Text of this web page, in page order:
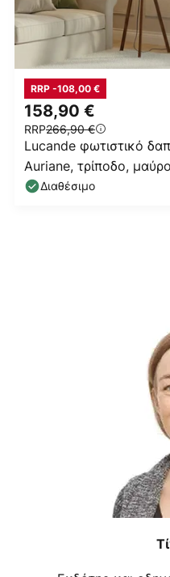
158,90 €
RRP266,90 €
RRP -108,00 €
Lucande φωτιστικό
Auriane, τρίποδο,
ύφασμα, 160 cm
Διαθέσιμο